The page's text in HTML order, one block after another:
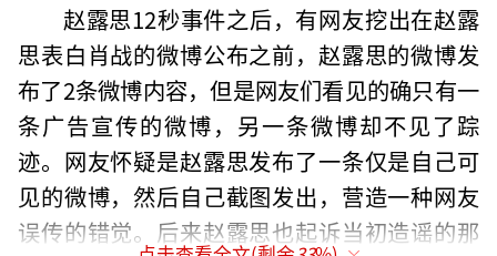
赵露思12秒事件之后，有网友挖出在赵露
思表白肖战的微博公布之前，赵露思的微博发
布了2条微博内容，但是网友们看见的确只有一
条广告宣传的微博，另一条微博却不见了踪
迹。网友怀疑是赵露思发布了一条仅是自己可
见的微博，然后自己截图发出，营造一种网友
误传的错觉。后来赵露思也起诉当初造谣的那